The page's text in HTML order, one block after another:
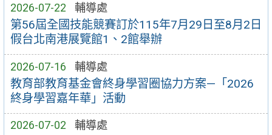
2026-07-22 輔導處
第56屆全國技能競賽訂於115年7月29日至8月2日
假台北南港展覽館1、2館舉辦
2026-07-16 輔導處
教育部教育基金會終身學習圈協力方案—「2026
終身學習嘉年華」活動
2026-07-02 輔導處